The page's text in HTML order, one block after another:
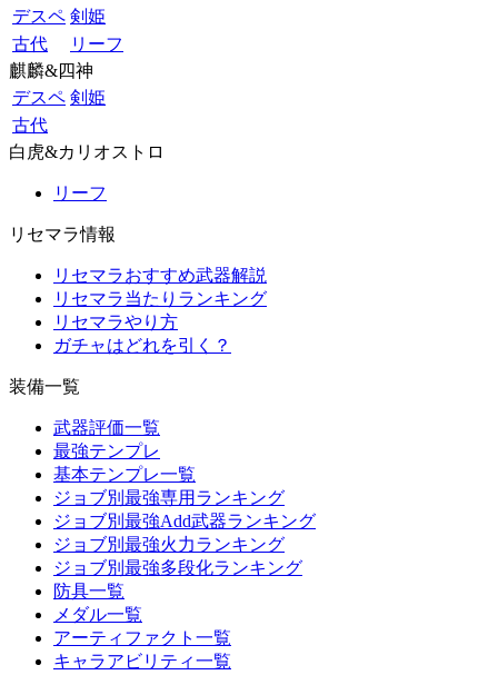
デスペ 剣姫
古代
リーフ
麒麟&四神
デスペ 剣姫
古代
白虎&カリオストロ
リーフ
リセマラ情報
リセマラおすすめ武器解説
リセマラ当たりランキング
リセマラやり方
ガチャはどれを引く？
装備一覧
武器評価一覧
最強テンプレ
基本テンプレ一覧
ジョブ別最強専用ランキング
ジョブ別最強Add武器ランキング
ジョブ別最強火力ランキング
ジョブ別最強多段化ランキング
防具一覧
メダル一覧
アーティファクト一覧
キャラアビリティ一覧